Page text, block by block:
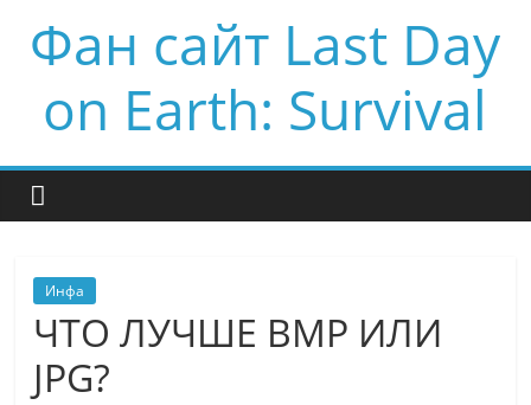
Фан сайт Last Day
on Earth: Survival
Инфа
ЧТО ЛУЧШЕ BMP ИЛИ
JPG?